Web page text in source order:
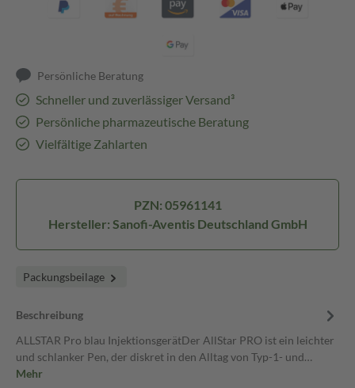
Persönliche Beratung
Schneller und zuverlässiger Versand³
Persönliche pharmazeutische Beratung
Vielfältige Zahlarten
PZN: 05961141
Hersteller: Sanofi-Aventis Deutschland GmbH
Packungsbeilage
Beschreibung
ALLSTAR Pro blau InjektionsgerätDer AllStar PRO ist ein leichter
und schlanker Pen, der diskret in den Alltag von Typ-1- und…
Mehr